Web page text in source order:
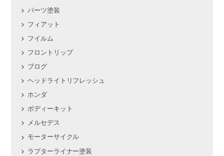
パーツ塗装
フィアット
フイルム
フロントリップ
ブログ
ヘッドライトリフレッシュ
ホンダ
ボディーキット
メルセデス
モーターサイクル
ラプターライナー塗装